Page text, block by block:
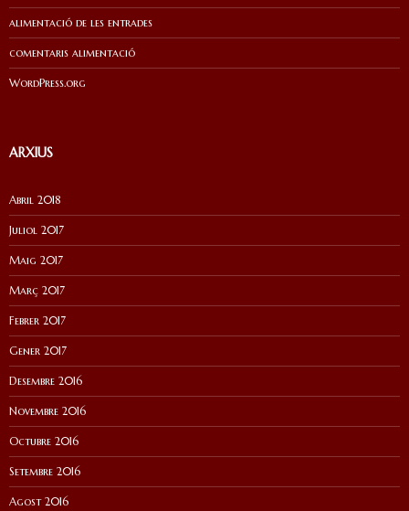
alimentació de les entrades
comentaris alimentació
WordPress.org
ARXIUS
Abril 2018
Juliol 2017
Maig 2017
Març 2017
Febrer 2017
Gener 2017
Desembre 2016
Novembre 2016
Octubre 2016
Setembre 2016
Agost 2016